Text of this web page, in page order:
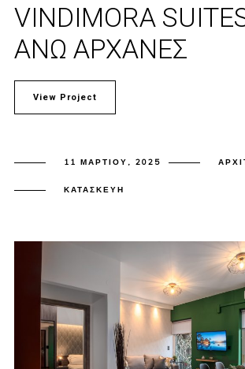
VINDIMORA
ΆΝΩ ΑΡΧΆΝΕΣ
View Project
11 ΜΑΡΤΊΟΥ, 2025
ΚΑΤΑΣΚΕΥΉ